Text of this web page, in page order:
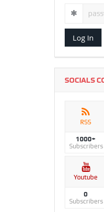
Log In
SOCIALS
RSS
1000+
Subscribers
Youtube
0
Subscribers